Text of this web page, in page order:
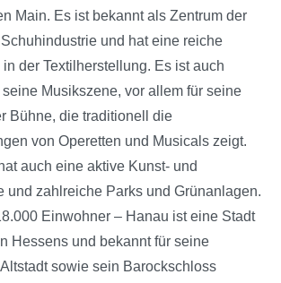
Main. Es ist bekannt als Zentrum der
und hat eine reiche
der Textilherstellung. Es ist auch
seine Musikszene, vor allem für seine
Bühne, die traditionell die
von Operetten und Musicals zeigt.
auch eine aktive Kunst- und
und zahlreiche Parks und Grünanlagen.
Einwohner – Hanau ist eine Stadt
Hessens und bekannt für seine
sowie sein Barockschloss